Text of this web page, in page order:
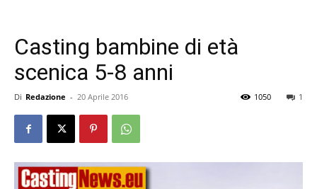
Casting bambine di età
scenica 5-8 anni
Di Redazione - 20 Aprile 2016 1
1050